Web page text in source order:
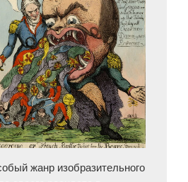
жанр изобразительного